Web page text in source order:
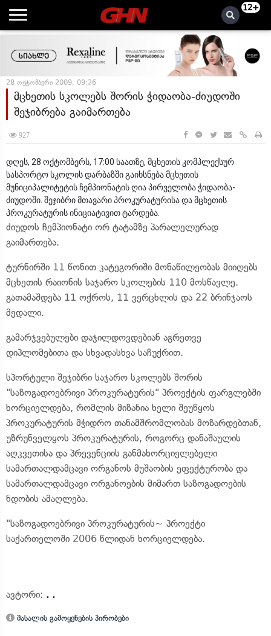
12+
28 ოქტომბერი 2009, 09:26
მცხეთის სკოლებს შორის ჭიდაობა-ძიუდოში
შეჯიბრება გაიმართება
927
დღეს, 28 ოქტომბერს, 17:00 საათზე, მცხეთის კომპლექსურ
სასპორტო სკოლის დარბაზში გაიხსნება მცხეთის
მუნიციპალიტეტის ჩემპიონატის ღია პირველობა ჭიდაობა-
ძიუდოში. შეჯიბრი მთავარი პროკურატურისა და მცხეთის
პროკურატურის ინიციატივით ტარდება.
ძიუდოს ჩემპიონატი ორ ტატამზე პარალელურად
გაიმართება.
ტურნირში 11 წონით კატეგორიში მონაწილეობას მიიღებს
მცხეთის რაიონის საჯარო სკოლების 110 მოსწავლე.
გათამაშდება 11 ოქროს, 11 ვერცხლის და 22 ბრინჯაოს
მედალი.
გამარჯვებულები დაჯილდოვდებიან აგრეთვე
დიპლომებითა და სხვადასხვა საჩუქრით.
სპორტული შეჯიბრი საჯარო სკოლებს შორის
"საზოგადოებრივი პროკურატურის" პროექტის ფარგლებში
ხორციელდება, რომლის მიზანია ხელი შეუწყოს
პროკურატურის მჭიდრო თანამშრომლობას მოზარდებთან,
უზრუნველყოს პროკურატურის, როგორც დანაშაულის
აღკვეთისა და პრევენციის განმახორციელებელი
სამართალდამცავი ორგანოს მუშაობის ეფექტურობა და
სამართალდამცავი ორგანოების მიმართ საზოგადოების
ნდობის ამაღლება.
"საზოგადოებრივი პროკურატურის~ პროექტი
საქართელოში 2006 წლიდან ხორციელდება.
ავტორი: . .
მასალის გამოყენების პირობები